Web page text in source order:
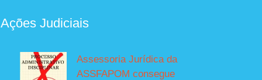
Judiciais
Assessoria Jurídica da
ASSFAPOM consegue